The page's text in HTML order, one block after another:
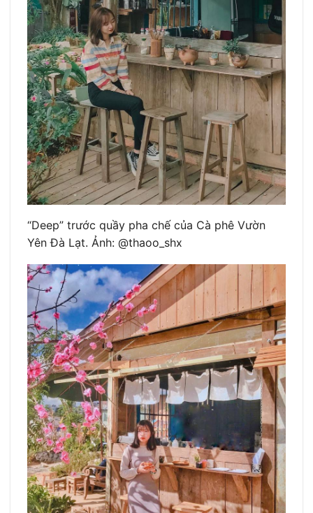
“Deep” trước quầy pha chế của Cà phê Vườn
Yên Đà Lạt. Ảnh: @thaoo_shx